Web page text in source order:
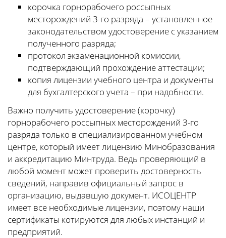
корочка горнорабочего россыпных
месторождений 3-го разряда – установленное
законодательством удостоверение с указанием
полученного разряда;
протокол экзаменационной комиссии,
подтверждающий прохождение аттестации;
копия лицензии учебного центра и документы
для бухгалтерского учета – при надобности.
Важно получить удостоверение (корочку)
горнорабочего россыпных месторождений 3-го
разряда только в специализированном учебном
центре, который имеет лицензию Минобразования
и аккредитацию Минтруда. Ведь проверяющий в
любой момент может проверить достоверность
сведений, направив официальный запрос в
организацию, выдавшую документ. ИСОЦЕНТР
имеет все необходимые лицензии, поэтому наши
сертификаты котируются для любых инстанций и
предприятий.